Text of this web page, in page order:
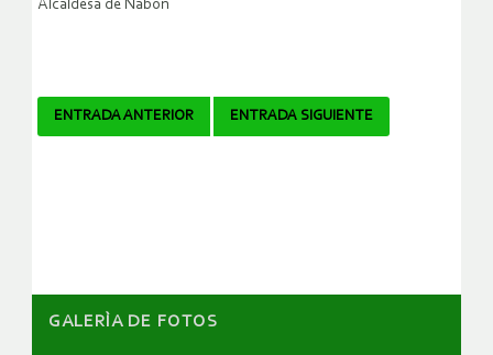
Alcaldesa de Nabón
Navegador
ENTRADA ANTERIOR ENTRADA SIGUIENTE
GALERÌA DE FOTOS